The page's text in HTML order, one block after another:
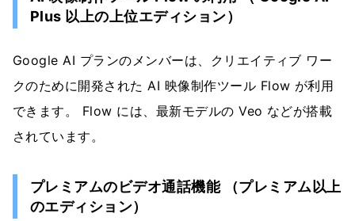
Plus 以上の上位エディション）
Google AI プランのメンバーは、クリエイティブ ワー
クのために開発された AI 映像制作ツール Flow が利用
できます。 Flow には、最新モデルの Veo などが搭載
されています。
プレミアムのビデオ通話機能 （プレミアム以上
のエディション）